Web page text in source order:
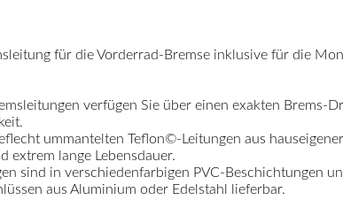
für die Vorderrad-Bremse inklusive für die
verfügen Sie über einen exakten Brems-
ummantelten Teflon©-Leitungen aus
extrem lange Lebensdauer.
sind in verschiedenfarbigen PVC-Beschichtungen
aus Aluminium oder Edelstahl lieferbar.